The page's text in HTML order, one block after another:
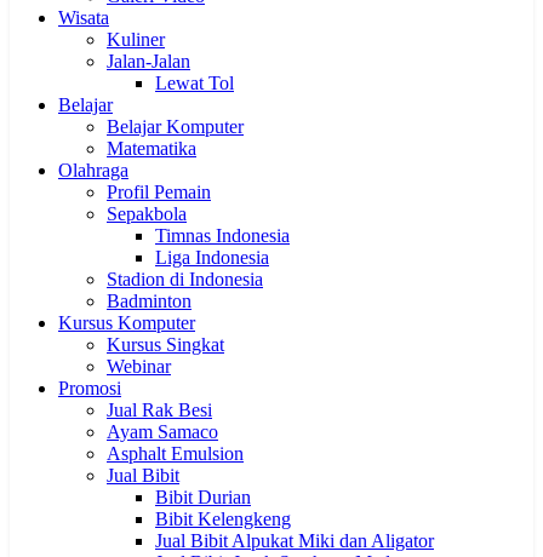
Wisata
Kuliner
Jalan-Jalan
Lewat Tol
Belajar
Belajar Komputer
Matematika
Olahraga
Profil Pemain
Sepakbola
Timnas Indonesia
Liga Indonesia
Stadion di Indonesia
Badminton
Kursus Komputer
Kursus Singkat
Webinar
Promosi
Jual Rak Besi
Ayam Samaco
Asphalt Emulsion
Jual Bibit
Bibit Durian
Bibit Kelengkeng
Jual Bibit Alpukat Miki dan Aligator